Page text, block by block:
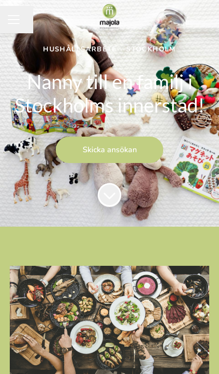
KARRIÄRMENY
Dela sidan
HUSHÅLLSARBETE · STOCKHOLM
Nanny till en familj i
Stockholms innerstad!
Skicka ansökan